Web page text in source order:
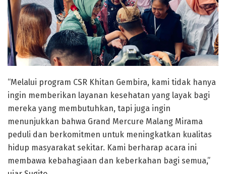
“Melalui program CSR Khitan Gembira, kami tidak hanya
ingin memberikan layanan kesehatan yang layak bagi
mereka yang membutuhkan, tapi juga ingin
menunjukkan bahwa Grand Mercure Malang Mirama
peduli dan berkomitmen untuk meningkatkan kualitas
hidup masyarakat sekitar. Kami berharap acara ini
membawa kebahagiaan dan keberkahan bagi semua,”